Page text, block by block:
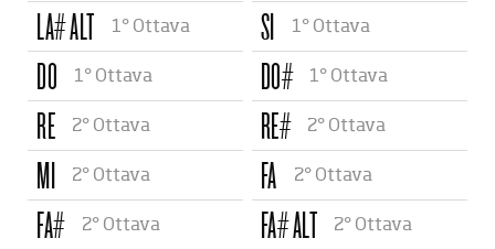
LA# ALT 1° Ottava SI 1° Ottava
DO 1° Ottava DO# 1° Ottava
RE 2° Ottava RE# 2° Ottava
MI 2° Ottava FA 2° Ottava
FA# 2° Ottava FA# ALT 2° Ottava